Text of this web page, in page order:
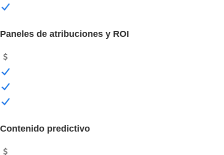
Paneles de atribuciones y ROI
Contenido predictivo